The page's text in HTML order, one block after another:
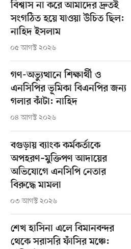
বিশ্বাস না করে আমাদের দ্রুতই
সংগঠিত হয়ে যাওয়া উচিত ছিল:
নাহিদ ইসলাম
০৫ আগস্ট ২০২৬
গণ-অভ্যুত্থানে শিক্ষার্থী ও
এনসিপির ভূমিকা বিএনপির জন্য
গলার কাঁটা: নাহিদ
০৪ আগস্ট ২০২৬
বগুড়ায় ব্যাংক কর্মকর্তাকে
অপহরণ–মুক্তিপণ আদায়ের
অভিযোগে এনসিপি নেতার
বিরুদ্ধে মামলা
০৩ আগস্ট ২০২৬
শেখ হাসিনা এলে বিমানবন্দর
থেকে সরাসরি ফাঁসির মঞ্চে: